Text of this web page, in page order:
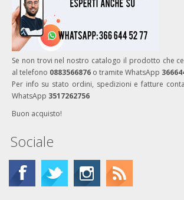
Se non trovi nel nostro catalogo il prodotto che
al telefono 0883566876 o tramite WhatsApp
Per info su stato ordini, spedizioni e fatture
WhatsApp 3517262756
Buon acquisto!
Sociale